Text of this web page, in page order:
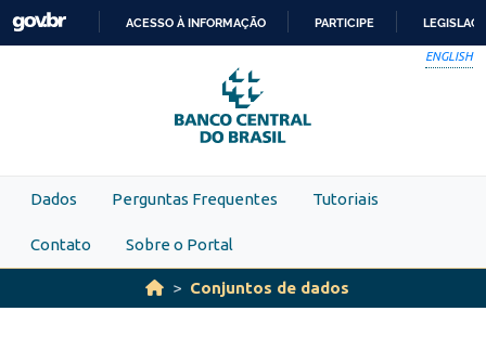
Skip to main content
PARA
O
CONTEÚDO
ACESSO À INFORMAÇÃO PARTICIPE
ENGLISH
Dados Perguntas Frequentes Tutoriais
Contato Sobre o Portal
Conjuntos de dados